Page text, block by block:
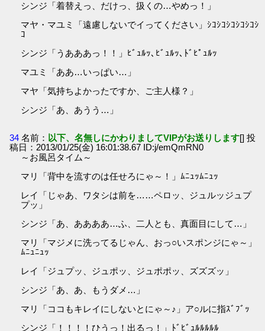
シンジ「着替えっ、だけっ、扱くの…やめっ！」
マヤ・マユミ「遠慮しないでイってください」ｼｺｼｺｼｺｼｺｼｺｼ
ｺ
シンジ「うあああっ！！」ﾋﾞｭﾙｯ､ﾋﾞｭﾙｯ､ﾄﾞﾋﾟｭﾙｯ
マユミ「ああ…いっぱい…」
マヤ「気持ちよかったですか、ご主人様？」
シンジ「あ、あうう…」
34 名前： 以下、名無しにかわりましてVIPがお送りします[] 投
稿日：2013/01/25(金) 16:01:38.67 ID:j/emQmRN0
～お風呂タイム～
マリ「背中を流すのは任せろにゃ～！」ﾑﾆｭｯﾑﾆｭｯ
レイ「じゃあ、ワタシは前を……ペロッ、ジュルッジュプ
プッ」
シンジ「あ、ああああ…ふ、二人とも、真面目にして…」
マリ「マジメに洗ってるじゃん、おっ○いスポンジにゃ～」
ﾑﾆｭﾆｭｯ
レイ「ジュプッ、ジュポッ、ジュポポッ、ズズズッ」
シンジ「あ、あ、もうダメ…」
マリ「ココもキレイにしないとにゃ～♪」ア○ルに指ｽﾞﾌﾞｯ
シンジ「！！！！ひうっ！出るっ！」ﾄﾞﾋﾞｭﾙﾙﾙﾙﾙ